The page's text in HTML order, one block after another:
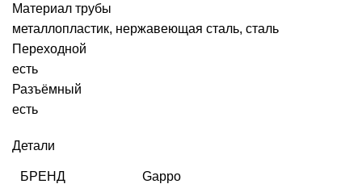
Материал трубы
металлопластик, нержавеющая сталь, сталь
Переходной
есть
Разъёмный
есть
Детали
БРЕНД Gappo